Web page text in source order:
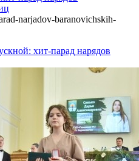
narjadov-baranovichskih-
хит-парад нарядов